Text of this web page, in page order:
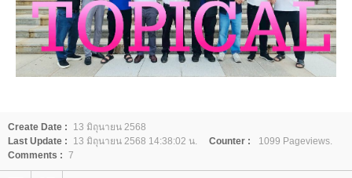
Create Date :
13 มิถุนายน 2568
Last Update :
13 มิถุนายน 2568 14:38:02 น. Counter :
1099 Pageviews.
Comments : 7